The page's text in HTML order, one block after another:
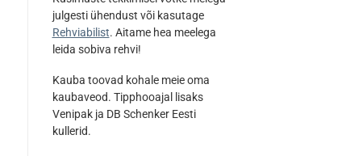
julgesti ühendust või kasutage
Rehviabilist. Aitame hea meelega
leida sobiva rehvi!
Kauba toovad kohale meie oma
kaubaveod. Tipphooajal lisaks
Venipak ja DB Schenker Eesti
kullerid.